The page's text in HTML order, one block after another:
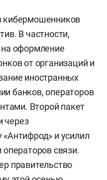
кибермошенников
В частности,
на оформление
от организаций и
иностранных
банков, операторов
Второй пакет
через
и усилил
операторов связи.
правительство